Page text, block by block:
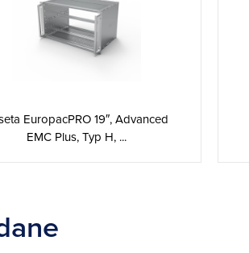
EuropacPRO 19″, Advanced
EMC Plus, Typ H, ...